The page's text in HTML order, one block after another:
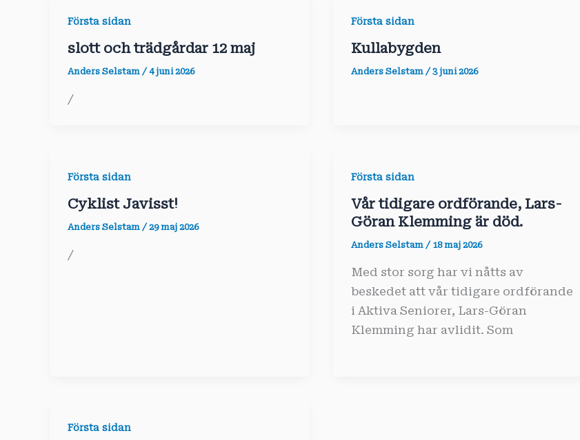
Första sidan
slott och trädgårdar 12 maj
Anders Selstam / 4 juni 2026
/
Första sidan
Kullabygden
Anders Selstam / 3 juni 2026
Första sidan
Cyklist Javisst!
Anders Selstam / 29 maj 2026
/
Första sidan
Vår tidigare ordförande, Lars-
Göran Klemming är död.
Anders Selstam / 18 maj 2026
Med stor sorg har vi nåtts av
beskedet att vår tidigare ordförande
i Aktiva Seniorer, Lars-Göran
Klemming har avlidit. Som
Första sidan